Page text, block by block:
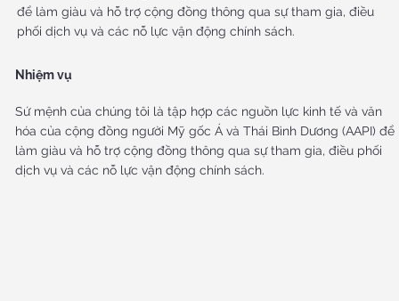
để làm giàu và hỗ trợ cộng đồng thông qua sự tham gia, điều
phối dịch vụ và các nỗ lực vận động chính sách.
Nhiệm vụ
Sứ mệnh của chúng tôi là tập hợp các nguồn lực kinh tế và văn
hóa của cộng đồng người Mỹ gốc Á và Thái Bình Dương (AAPI) để
làm giàu và hỗ trợ cộng đồng thông qua sự tham gia, điều phối
dịch vụ và các nỗ lực vận động chính sách.